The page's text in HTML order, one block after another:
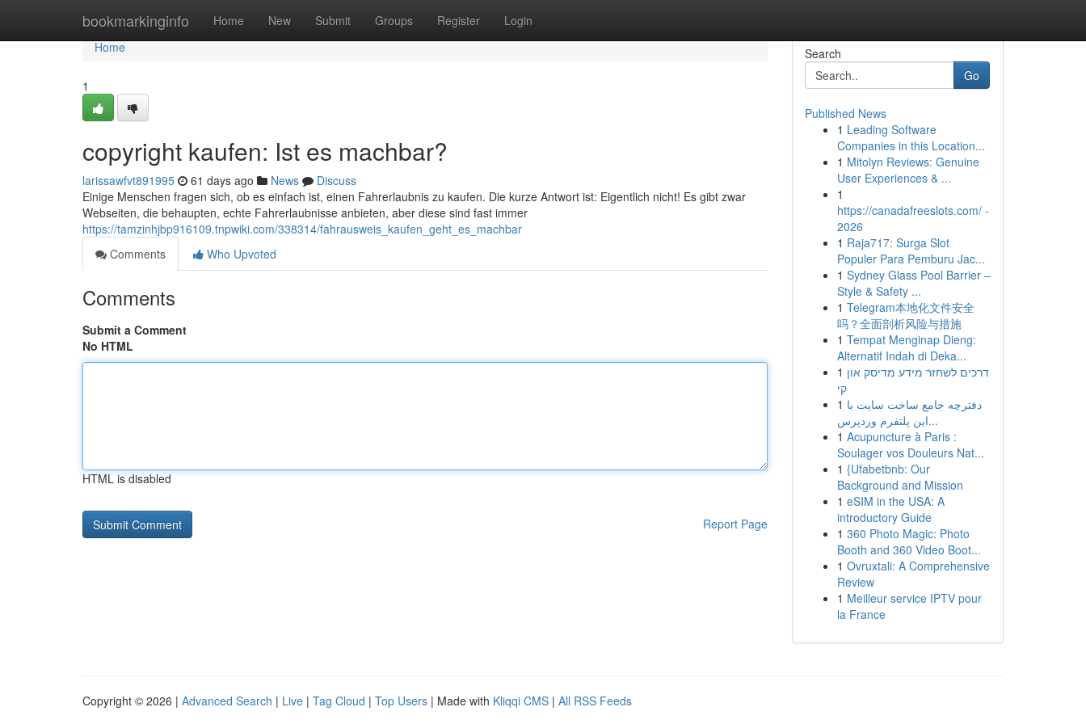
bookmarkinginfo Home New Submit Groups Register Login
Home
Home
1
copyright kaufen: Ist es machbar?
larissawfvt891995 61 days ago News
Discuss
Einige Menschen fragen sich, ob es einfach ist, einen Fahrerlaubnis zu kaufen. Die kurze Antwort ist: Eigentlich nicht! Es gibt zwar
Webseiten, die behaupten, echte Fahrerlaubnisse anbieten, aber diese sind fast immer
https://tamzinhjbp916109.tnpwiki.com/338314/fahrausweis_kaufen_geht_es_machbar
Comments
Who Upvoted
Comments
Submit a Comment
No HTML
HTML is disabled
Report Page
Search
Go
Published News
1 Leading Software
Companies in this Location...
1 Mitolyn Reviews: Genuine
User Experiences & ...
1
https://canadafreeslots.com/ -
2026
1 Raja717: Surga Slot
Populer Para Pemburu Jac...
1 Sydney Glass Pool Barrier –
Style & Safety ...
1 Telegram本地化文件安全
吗？全面剖析风险与措施
1 Tempat Menginap Dieng:
Alternatif Indah di Deka...
1 דרכים לשחזר מידע מדיסק און
קי
1 دفترچه جامع ساخت سایت با
این پلتفرم وردپرس...
1 Acupuncture à Paris :
Soulager vos Douleurs Nat...
1 {Ufabetbnb: Our
Background and Mission
1 eSIM in the USA: A
introductory Guide
1 360 Photo Magic: Photo
Booth and 360 Video Boot...
1 Ovruxtali: A Comprehensive
Review
1 Meilleur service IPTV pour
la France
Copyright © 2026 | Advanced Search | Live | Tag Cloud | Top Users | Made with Kliqqi CMS | All RSS Feeds